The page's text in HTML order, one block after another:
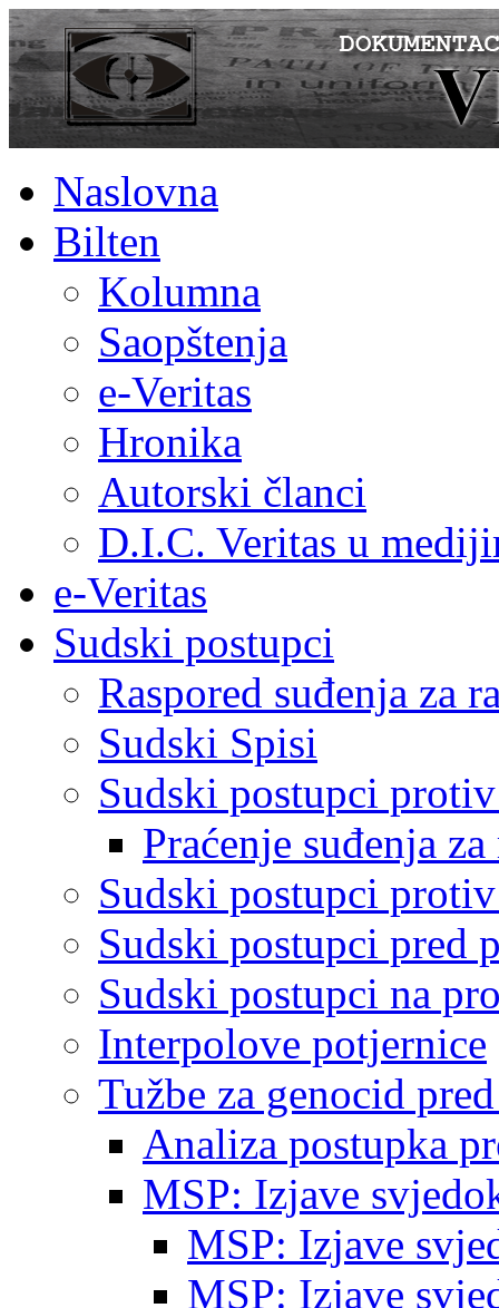
Naslovna
Bilten
Kolumna
Saopštenja
e-Veritas
Hronika
Autorski članci
D.I.C. Veritas u
e-Veritas
Sudski postupci
Raspored suđenja za
Sudski Spisi
Sudski postupci
Praćenje suđenja
Sudski postupci
Sudski postupci pred
Sudski postupci na
Interpolove potjernice
Tužbe za genocid
Analiza postupka
MSP: Izjave
MSP: Izjave
MSP: Izjave